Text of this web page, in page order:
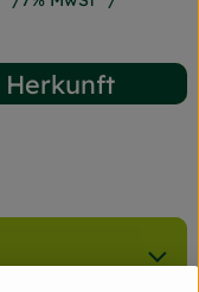
Herkunft